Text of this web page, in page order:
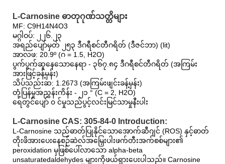
L-Carnosine ဓာတုဂုဏ်သတ္တိများ
MF: C9H14N4O3
မဂ္ဂါဝပ်: ၂၂၆.၂၃
အရည်ပျော်မှတ် ၂၅၃ ဒီဂရီစင်တီဂရိတ် (ဒီဇင်ဘာ) (lit)
အာလဖ: 20.9º (ဂ = 1.5, H2O)
ပွက်ပွက်ဆူနေသောနေရာ - ၃၆၇.၈၄ ဒီဂရီစင်တီဂရိတ် (အကြမ်း
အားဖြင့်ခန့်မှန်း)
သိပ်သည်းဆ: 1.2673 (အကြမ်းဖျင်းခန့်မှန်း)
တုံ့ပြန်မှုအညွှန်းကိန်း - ၂၁ ° (C = 2, H2O)
ရေတွင်ပျော် ၀ င်မှုသည်ပွင့်လင်းမြင်သာမှုနီးပါး
L-Carnosine CAS: 305-84-0 Introduction:
L-Carnosine သည်ဓာတ်ပြုနိုင်သောအောက်ဆီဂျင် (ROS) နှင့်ဓာတ်
တိုးဖိအားပေးနေစဉ်ဆဲလ်အမြှေးပါးဖက်တီးအက်စစ်များ၏
peroxidation မှဖြစ်ပေါ်လာသော alpha-beta
unsaturatedaldehydes များကိုဖယ်ရှားပေးပါသည်။ Carnosine